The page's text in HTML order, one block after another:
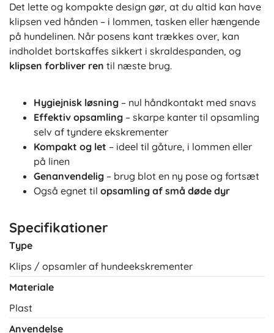
Det lette og kompakte design gør, at du altid kan have
klipsen ved hånden – i lommen, tasken eller hængende
på hundelinen. Når posens kant trækkes over, kan
indholdet bortskaffes sikkert i skraldespanden, og
klipsen forbliver ren til næste brug.
Hygiejnisk løsning – nul håndkontakt med snavs
Effektiv opsamling – skarpe kanter til opsamling
selv af tyndere ekskrementer
Kompakt og let – ideel til gåture, i lommen eller
på linen
Genanvendelig – brug blot en ny pose og fortsæt
Også egnet til opsamling af små døde dyr
Specifikationer
Type
Klips / opsamler af hundeekskrementer
Materiale
Plast
Anvendelse